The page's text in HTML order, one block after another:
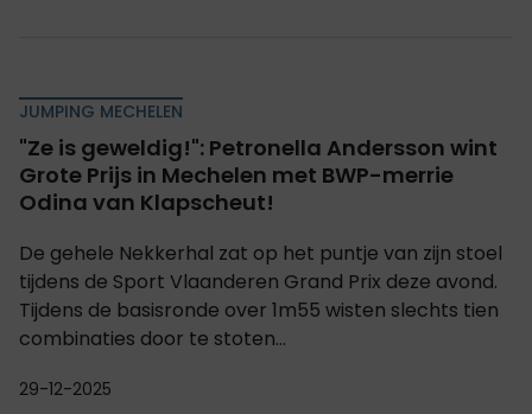
JUMPING MECHELEN
"Ze is geweldig!": Petronella Andersson wint
Grote Prijs in Mechelen met BWP-merrie
Odina van Klapscheut!
De gehele Nekkerhal zat op het puntje van zijn stoel
tijdens de Sport Vlaanderen Grand Prix deze avond.
Tijdens de basisronde over 1m55 wisten slechts tien
combinaties door te stoten...
29-12-2025